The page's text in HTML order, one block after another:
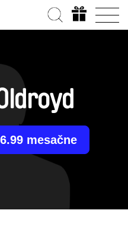
mesačne